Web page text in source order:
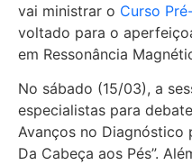
vai ministrar o Curso
voltado para o
em Ressonância
No sábado (15/03), a
especialistas para
Avanços no Diagnóstico
Da Cabeça aos Pés”.